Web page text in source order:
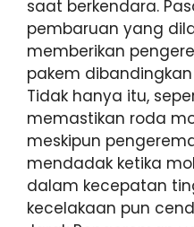
saat berkendara.
pembaruan yang
memberikan
pakem
Tidak hanya itu,
memastikan roda
meskipun
mendadak ketika
dalam kecepatan
kecelakaan pun